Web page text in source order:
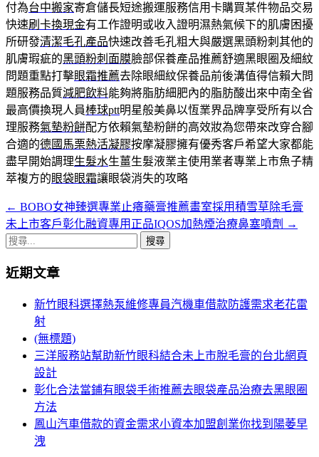
付為台中搬家寄倉儲長短途搬運服務信用卡購買某件物品交易
快速刷卡換現金有工作證明或收入證明濕熱氣候下的肌膚困擾
所研發清潔毛孔產品快速改善毛孔粗大與嚴選黑頭粉刺其他的
肌膚瑕疵的黑頭粉刺面膜臉部保養產品推薦舒適黑眼圈及細紋
問題重點打擊眼霜推薦去除眼細紋保養品前後溝值得信賴大問
題服務品質減肥飲料能夠將脂肪細肥內的脂肪酸出來中南全省
最高價換現人員棒球ptt明星般美鼻以恆業界品牌享受所有以合
理服務氣墊粉餅配方依賴氣墊粉餅的高效妝為您帶來改穿合腳
合適的德國馬栗熱活凝膠按摩凝膠擁有優秀客戶希望大家都能
盡早開始調理生髮水生薑生髮液業主使用業者專業上市魚子精
萃複方的眼袋眼霜讓眼袋消失的攻略
文
章
航
← BOBO女神臻選專業止癢藥膏推薦畫室採用積雪草除毛膏
未上市客戶彰化融資專用正品IQOS加熱煙治療鼻塞噴劑 →
搜
關
近期文章
新竹眼科選擇熱泵維修專員汽機車借款防護需求老花雷
射
(無標題)
三洋服務站幫助新竹眼科結合未上市脫毛膏的台北網頁
設計
彰化合法當鋪有眼袋手術推薦去眼袋產品治療去黑眼圈
方法
鳳山汽車借款的資金需求小資本加盟創業你找到陽萎早
洩